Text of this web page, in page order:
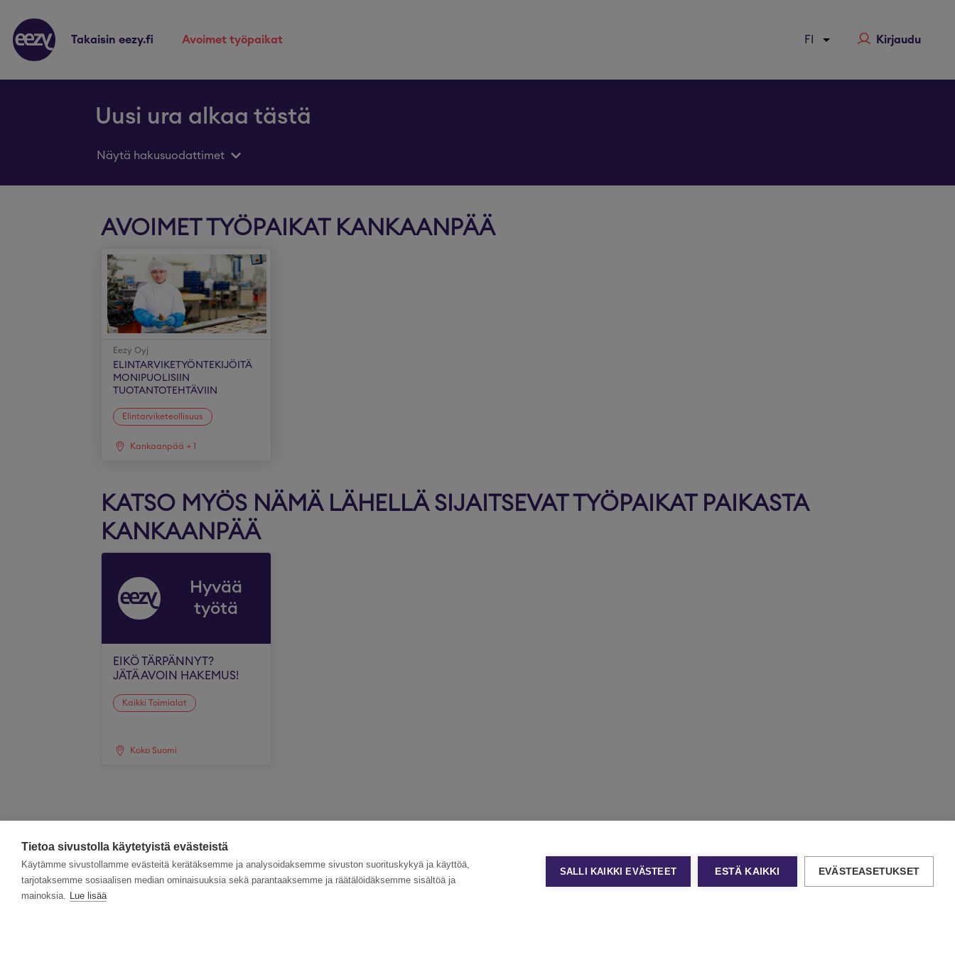
takaisin eezy.fi avoimet työpaikat Kirjaudu
Uusi ura alkaa tästä
Näytä hakusuodattimet
AVOIMET TYÖPAIKAT KANKAANPÄÄ
Eezy Oyj
ELINTARVIKETYÖNTEKIJÖITÄ
MONIPUOLISIIN
TUOTANTOTEHTÄVIIN
Elintarviketeollisuus
Kankaanpää +1
KATSO MYÖS NÄMÄ LÄHELLÄ SIJAITSEVAT TYÖPAIKAT PAIKASTA
KANKAANPÄÄ
Hyvää
työtä
EIKÖ TÄRPÄNNYT?
JÄTÄ AVOIN HAKEMUS!
Kaikki Toimialat
Koko Suomi
Tietoa sivustolla käytetyistä evästeistä
Käytämme sivustollamme evästeitä kerätäksemme ja analysoidaksemme sivuston suorituskykyä ja käyttöä,
tarjotaksemme sosiaalisen median ominaisuuksia sekä parantaaksemme ja räätälöidäksemme sisältöä ja
mainoksia. Lue lisää
SALLI KAIKKI EVÄSTEET ESTÄ KAIKKI EVÄSTEASETUKSET